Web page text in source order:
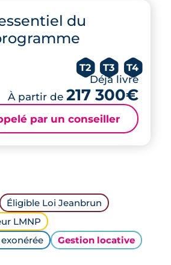
du
T2 T3 T4
Déjà livré
À partir de 217 300€
par un conseiller
Éligible Loi Jeanbrun
LMNP
Gestion locative